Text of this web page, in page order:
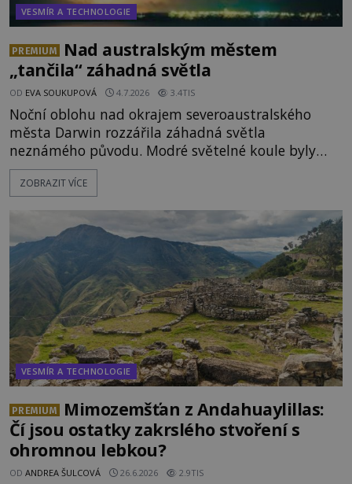
VESMÍR A TECHNOLOGIE
PREMIUM
Nad australským městem
„tančila“ záhadná světla
OD EVA SOUKUPOVÁ 4.7.2026 3.4TIS
Noční oblohu nad okrajem severoaustralského
města Darwin rozzářila záhadná světla
neznámého původu. Modré světelné koule byly
viditelné nejméně dvacet minut, během nichž se
opakovaně objevovaly a zase mizely. Svědek, který
mohlo jít o návštěvu ze světa duchů. Záhadný
záznam okamžitě rozpoutal deb
ZOBRAZIT VÍCE
VESMÍR A TECHNOLOGIE
PREMIUM
Mimozemšťan z Andahuaylillas:
Čí jsou ostatky zakrslého stvoření s
ohromnou lebkou?
OD ANDREA ŠULCOVÁ 26.6.2026 2.9TIS